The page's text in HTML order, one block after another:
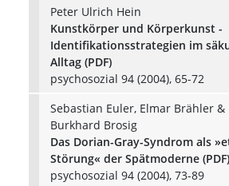
Peter Ulrich Hein
Kunstkörper und Körperkunst -
Identifikationsstrategien im
Alltag (PDF)
psychosozial 94 (2004), 65-72
Sebastian Euler, Elmar Brähler &
Burkhard Brosig
Das Dorian-Gray-Syndrom als
Störung« der Spätmoderne (PDF)
psychosozial 94 (2004), 73-89